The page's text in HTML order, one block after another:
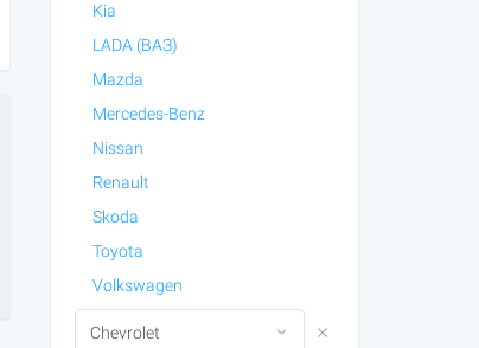
Kia
LADA (ВАЗ)
Mazda
Mercedes-Benz
Nissan
Renault
Skoda
Toyota
Volkswagen